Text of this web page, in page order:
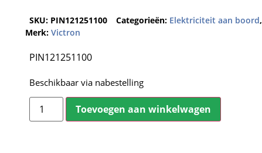
SKU: PIN121251100 Categorieën: Elektriciteit aan boord,
Merk: Victron
PIN121251100
Beschikbaar via nabestelling
Toevoegen aan winkelwagen